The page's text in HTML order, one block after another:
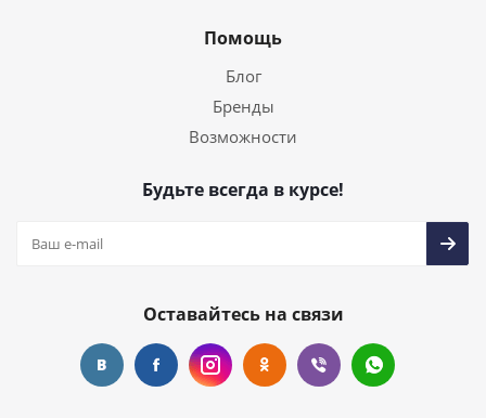
Помощь
Блог
Бренды
Возможности
Будьте всегда в курсе!
Оставайтесь на связи